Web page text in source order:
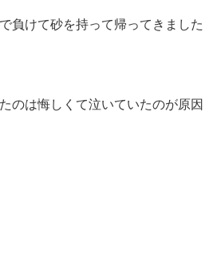
負けて砂を持って帰ってきました
のは悔しくて泣いていたのが原因